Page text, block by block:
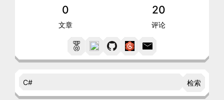
0
文章
20
评论
检索